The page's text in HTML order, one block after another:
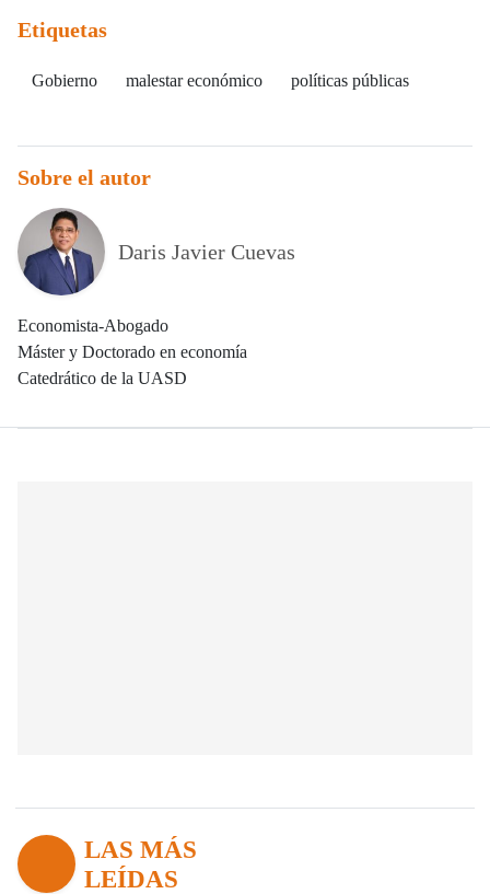
Etiquetas
Gobierno malestar económico políticas públicas
Sobre el autor
Daris Javier Cuevas
Economista-Abogado
Máster y Doctorado en economía
Catedrático de la UASD
LAS MÁS
LEÍDAS